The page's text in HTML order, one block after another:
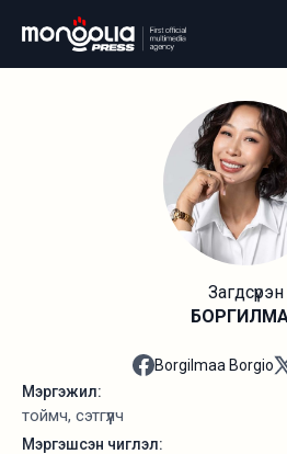
Загдсүрэн
Borgilmaa Borgio
Мэргэжил:
тоймч, сэтгүүлч
Мэргэшсэн чиглэл: